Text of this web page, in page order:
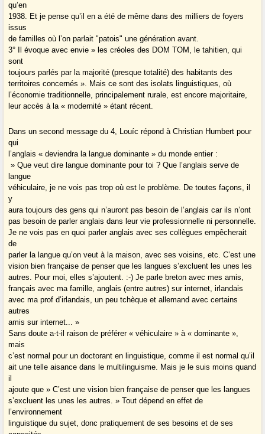
qu’en
1938. Et je pense qu’il en a été de même dans des milliers de foyers
issus
de familles où l’on parlait "patois" une génération avant.
3° Il évoque avec envie » les créoles des DOM TOM, le tahitien, qui
sont
toujours parlés par la majorité (presque totalité) des habitants des
territoires concernés ». Mais ce sont des isolats linguistiques, où
l’économie traditionnelle, principalement rurale, est encore majoritaire,
leur accès à la « modernité » étant récent.
Dans un second message du 4, Louíc répond à Christian Humbert pour
qui
l’anglais « deviendra la langue dominante » du monde entier :
» Que veut dire langue dominante pour toi ? Que l’anglais serve de
langue
véhiculaire, je ne vois pas trop où est le problème. De toutes façons, il
y
aura toujours des gens qui n’auront pas besoin de l’anglais car ils n’ont
pas besoin de parler anglais dans leur vie professionnelle ni personnelle.
Je ne vois pas en quoi parler anglais avec ses collègues empêcherait
de
parler la langue qu’on veut à la maison, avec ses voisins, etc. C’est une
vision bien française de penser que les langues s’excluent les unes les
autres. Pour moi, elles s’ajoutent. :-) Je parle breton avec mes amis,
français avec ma famille, anglais (entre autres) sur internet, irlandais
avec ma prof d’irlandais, un peu tchèque et allemand avec certains
autres
amis sur internet... »
Sans doute a-t-il raison de préférer « véhiculaire » à « dominante »,
mais
c’est normal pour un doctorant en linguistique, comme il est normal qu’il
ait une telle aisance dans le multilinguisme. Mais je le suis moins quand
il
ajoute que » C’est une vision bien française de penser que les langues
s’excluent les unes les autres. » Tout dépend en effet de
l’environnement
linguistique du sujet, donc pratiquement de ses besoins et de ses